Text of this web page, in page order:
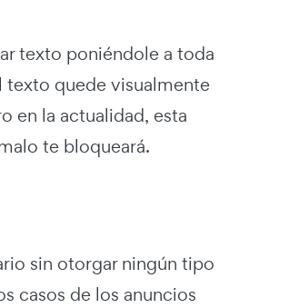
texto poniéndole a toda
quede visualmente
en la actualidad, esta
te bloqueará.
sin otorgar ningún tipo
casos de los anuncios